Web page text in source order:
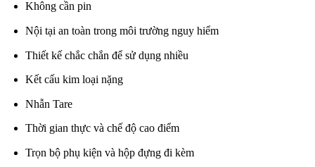
Không cần pin
Nội tại an toàn trong môi trường nguy hiểm
Thiết kế chắc chắn để sử dụng nhiều
Kết cấu kim loại nặng
Nhẫn Tare
Thời gian thực và chế độ cao điểm
Trọn bộ phụ kiện và hộp đựng đi kèm